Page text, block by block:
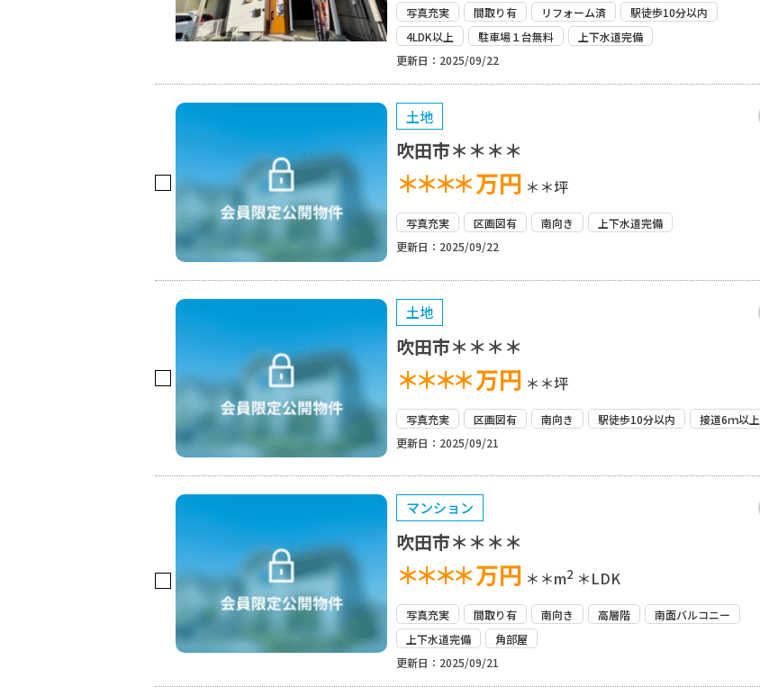
写真充実 間取り有 リフォーム済
駅徒歩10分以内
4LDK以上
駐車場１台無料
上下水道完備
更新日：2025/09/22
土地
吹田市＊＊＊＊
＊＊＊＊万円 ＊＊坪
写真充実 区画図有 南向き
上下水道完備
更新日：2025/09/22
土地
吹田市＊＊＊＊
＊＊＊＊万円 ＊＊坪
写真充実 区画図有 南向き 駅徒歩10分以内
接道6ｍ以上
更新日：2025/09/21
マンション
吹田市＊＊＊＊
＊＊＊＊万円 ＊＊m2 ＊LDK
写真充実 間取り有 南向き 高層階
南面バルコニー
上下水道完備
角部屋
更新日：2025/09/21